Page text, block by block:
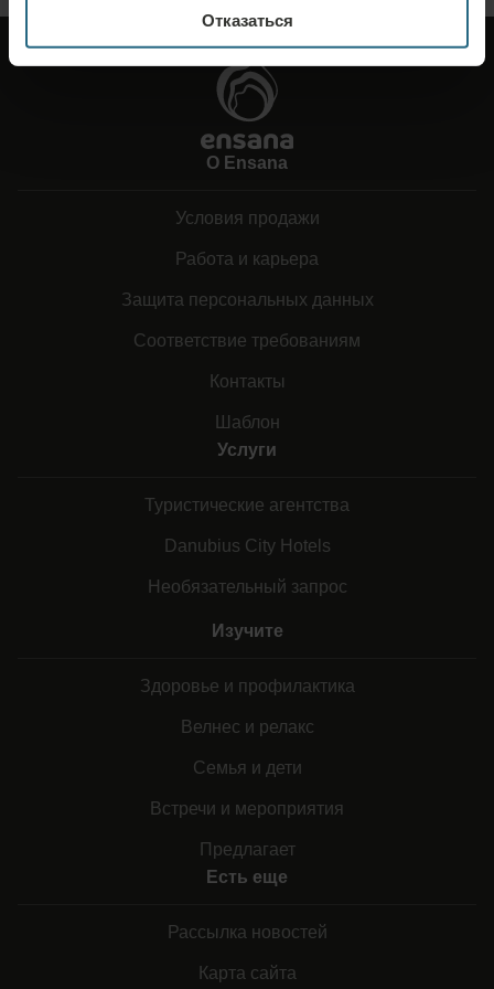
Отказаться
О Ensana
Условия продажи
Работа и карьера
Защита персональных данных
Соответствие требованиям
Контакты
Шаблон
Услуги
Туристические агентства
Danubius City Hotels
Необязательный запрос
Изучите
Здоровье и профилактика
Велнес и релакс
Семья и дети
Встречи и мероприятия
Предлагает
Есть еще
Рассылка новостей
Карта сайта